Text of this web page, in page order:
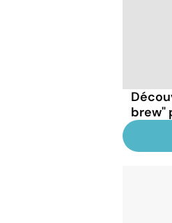
brew"